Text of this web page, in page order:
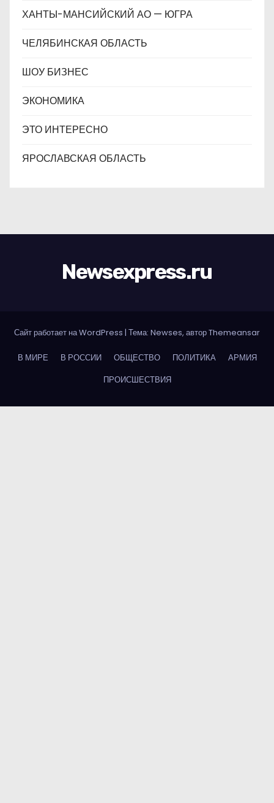
ХАНТЫ-МАНСИЙСКИЙ АО — ЮГРА
ЧЕЛЯБИНСКАЯ ОБЛАСТЬ
ШОУ БИЗНЕС
ЭКОНОМИКА
ЭТО ИНТЕРЕСНО
ЯРОСЛАВСКАЯ ОБЛАСТЬ
Newsexpress.ru
Сайт работает на WordPress | Тема: Newses, авторThemeansar
В МИРЕ В РОССИИ ОБЩЕСТВО ПОЛИТИКА
АРМИЯ
ПРОИСШЕСТВИЯ